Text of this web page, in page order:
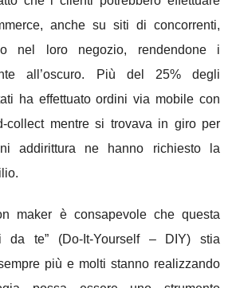
anche su siti di concorrenti,
nel loro negozio, rendendone i
all’oscuro. Più del 25% degli
ha effettuato ordini via mobile con
collect mentre si trovava in giro per
addirittura ne hanno richiesto la
maker è consapevole che questa
da te” (Do-It-Yourself – DIY) stia
più e molti stanno realizzando